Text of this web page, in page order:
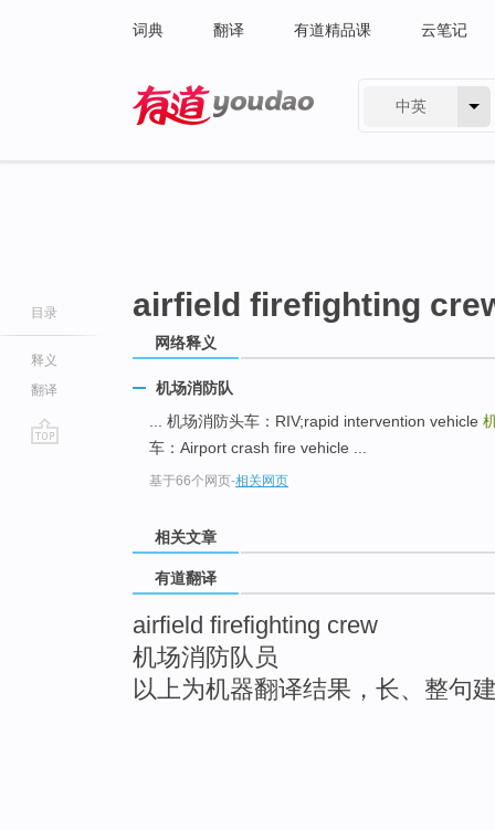
词典 翻译 有道精品课 云笔记
中英
目录
释义
翻译
airfield firefighting
网络释义
机场消防队
... 机场消防头车：RIV;rapid intervention vehicle
车：Airport crash fire vehicle ...
基于66个网页-相关网页
相关文章
有道翻译
airfield firefighting crew
机场消防队员
以上为机器翻译结果，长、整句